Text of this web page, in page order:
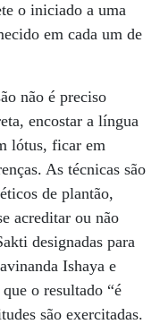
o iniciado a uma
em cada um de
não é preciso
encostar a língua
lótus, ficar em
As técnicas são
de plantão,
acreditar ou não
designadas para
Ishaya e
o resultado “é
são exercitadas.